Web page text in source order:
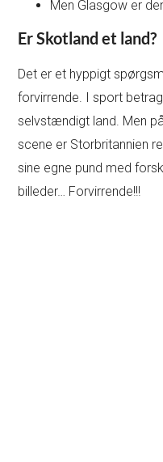
Men Glasgow er
Er Skotland et land?
Det er et hyppigt
forvirrende. I sport
selvstændigt land. Men
scene er Storbritannien
sine egne pund med
billeder… Forvirrende!!!